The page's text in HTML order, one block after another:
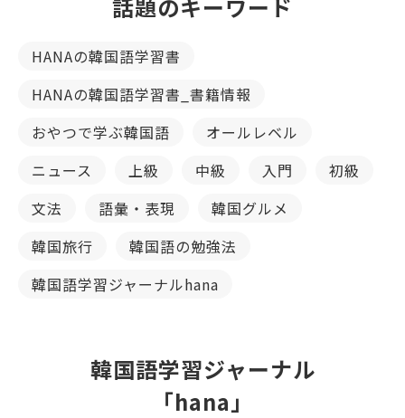
話題のキーワード
HANAの韓国語学習書
HANAの韓国語学習書_書籍情報
おやつで学ぶ韓国語
オールレベル
ニュース
上級 中級 入門
初級
文法
語彙・表現
韓国グルメ
韓国旅行
韓国語の勉強法
韓国語学習ジャーナルhana
韓国語学習ジャーナル
「hana」